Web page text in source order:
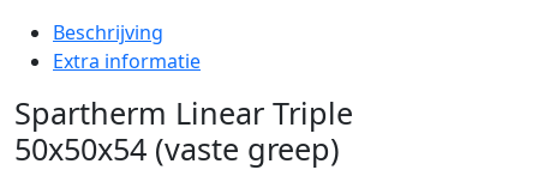
Beschrijving
Extra informatie
Spartherm Linear Triple
50x50x54 (vaste greep)